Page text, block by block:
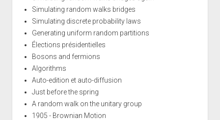
Simulating random walks bridges
Simulating discrete probability laws
Generating uniform random partitions
Élections présidentielles
Bosons and fermions
Algorithms
Auto-edition et auto-diffusion
Just before the spring
A random walk on the unitary group
1905 - Brownian Motion